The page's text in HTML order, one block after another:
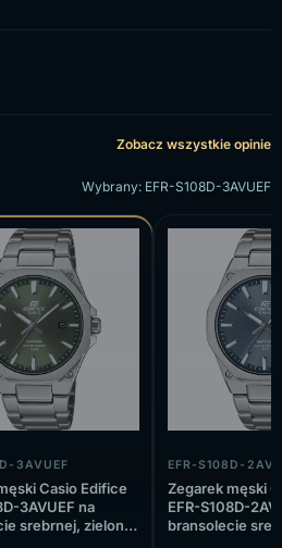
Zobacz wszystkie opinie
Wybrany: EFR-S108D-3AVUEF
3AVUEF
Casio Edifice
3AVUEF na
srebrnej, zielona
EFR-S108D-
Zegarek męski
EFR-S108D-
bransolecie